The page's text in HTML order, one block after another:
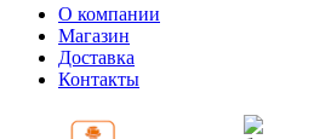
О компании
Магазин
Доставка
Контакты